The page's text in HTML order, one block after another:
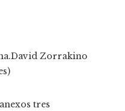
David Zorrakino
tres